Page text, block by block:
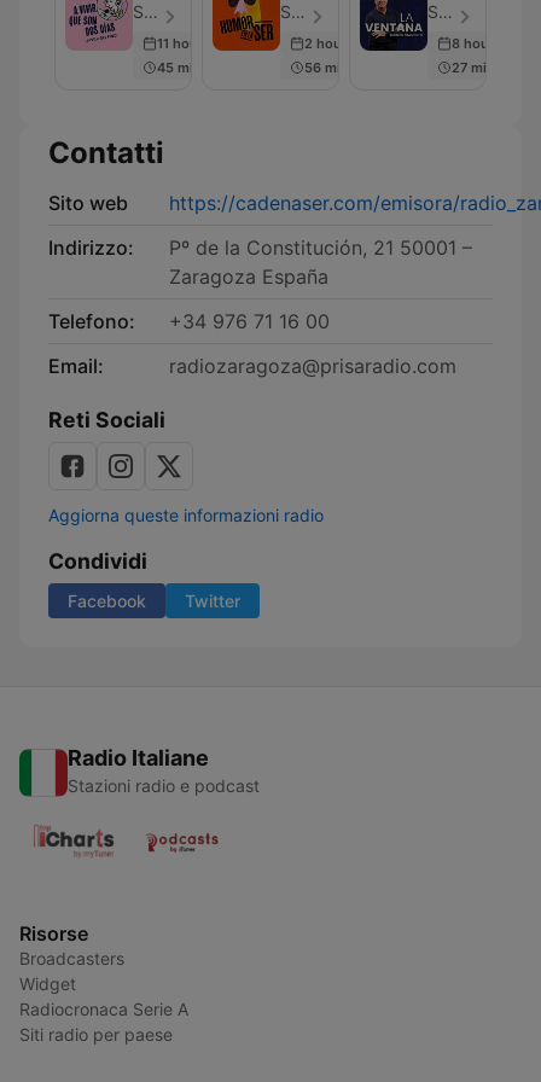
que
dos
días
SER Podcast - Episodio 608
11 hours ago
45 min
la
Cadena
SER
SER Podcast - Episodio 287
2 hours ago
56 min
SER Podcast - Episodio 683
8 hours ago
27 min
Contatti
Sito web
https://cadenaser.com/emisora/
Indirizzo:
Pº de la Constitución, 21 50001 –
Zaragoza España
Telefono:
+34 976 71 16 00
Email:
radiozaragoza@prisaradio.com
Reti Sociali
Aggiorna queste informazioni radio
Condividi
Facebook Twitter
Radio Italiane
Stazioni radio e podcast
Risorse
Broadcasters
Widget
Radiocronaca Serie A
Siti radio per paese